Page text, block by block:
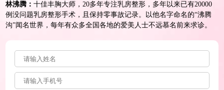
林沸腾：十佳丰胸大师，20多年专注乳房整形，多年以来已有20000
例没问题乳房整形手术，且保持零事故记录。以他名字命名的“沸腾
沟”闻名世界，每年有众多全国各地的爱美人士不远慕名前来求诊。